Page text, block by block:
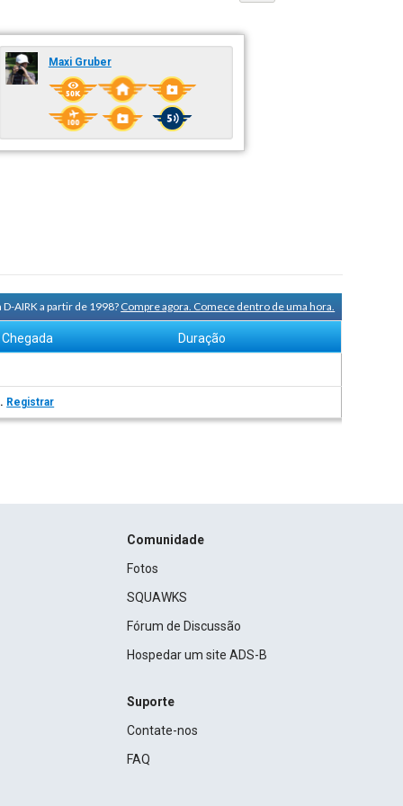
Maxi Gruber
AIRK a partir de 1998?Compre agora. Comece dentro de uma hora.
Chegada Duração
Registrar
Comunidade
Fotos
SQUAWKS
Fórum de Discussão
Hospedar um site ADS-B
Suporte
Contate-nos
FAQ